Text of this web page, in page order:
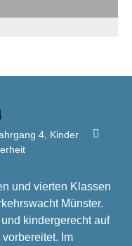
4 Kinder
und vierten Klassen
Münster.
kindergerecht auf
Im